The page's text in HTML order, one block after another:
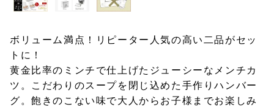
ボリューム満点！リピーター人気の高い二品がセッ
トに！
黄金比率のミンチで仕上げたジューシーなメンチカ
ツ。こだわりのスープを閉じ込めた手作りハンバー
グ。飽きのこない味で大人からお子様までお楽しみ